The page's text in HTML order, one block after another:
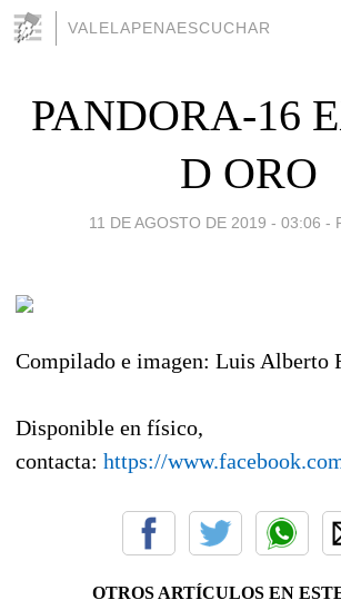
VALELAPENAESCUCHAR
PANDORA-16
D ORO
11 DE AGOSTO DE 2019 - 03:06 -
Compilado e imagen: Luis Alberto
Disponible en físico,
contacta: https://
OTROS ARTÍCULOS EN